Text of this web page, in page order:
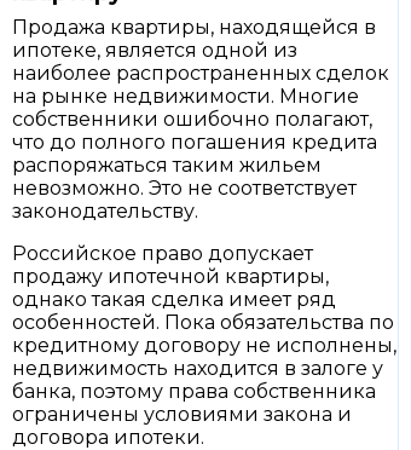
Продажа квартиры, находящейся в
ипотеке, является одной из
наиболее распространенных сделок
на рынке недвижимости. Многие
собственники ошибочно полагают,
что до полного погашения кредита
распоряжаться таким жильем
невозможно. Это не соответствует
законодательству.
Российское право допускает
продажу ипотечной квартиры,
однако такая сделка имеет ряд
особенностей. Пока обязательства по
кредитному договору не исполнены,
недвижимость находится в залоге у
банка, поэтому права собственника
ограничены условиями закона и
договора ипотеки.